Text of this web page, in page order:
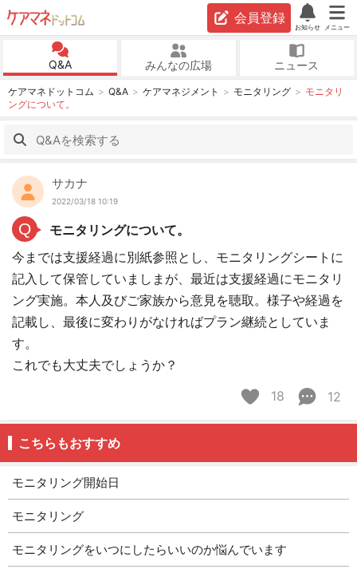
会員登録
お知らせ メニュー
Q&A みんなの広場 ニュース
ケアマネドットコム Q&A ケアマネジメント モニタリング
モニタリ
ングについて。
サカナ
2022/03/18 10:19
Q
モニタリングについて。
今までは支援経過に別紙参照とし、モニタリングシートに
記入して保管していましまが、最近は支援経過にモニタリ
ング実施。本人及びご家族から意見を聴取。様子や経過を
記載し、最後に変わりがなければプラン継続としていま
す。
これでも大丈夫でしょうか？
18
12
こちらもおすすめ
モニタリング開始日
モニタリング
モニタリングをいつにしたらいいのか悩んでいます